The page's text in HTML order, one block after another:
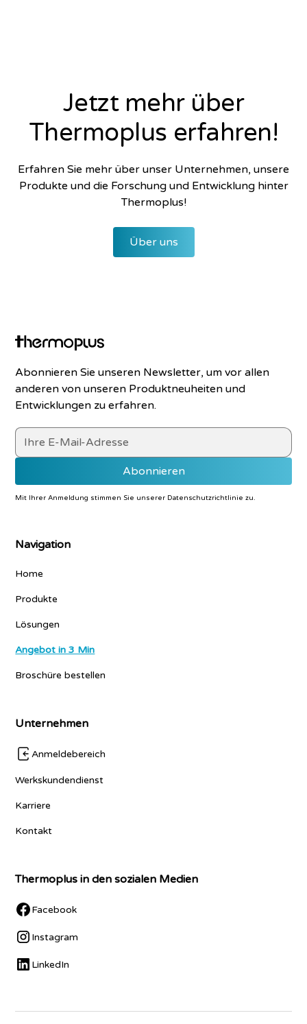
Jetzt mehr über
Thermoplus erfahren!
Erfahren Sie mehr über unser Unternehmen, unsere
Produkte und die Forschung und Entwicklung hinter
Thermoplus!
Über uns
Abonnieren Sie unseren Newsletter, um vor allen
anderen von unseren Produktneuheiten und
Entwicklungen zu erfahren.
Mit Ihrer Anmeldung stimmen Sie unserer Datenschutzrichtlinie zu.
Navigation
Home
Produkte
Lösungen
Angebot in 3 Min
Broschüre bestellen
Unternehmen
Anmeldebereich
Werkskundendienst
Karriere
Kontakt
Thermoplus in den sozialen Medien
Facebook
Instagram
LinkedIn